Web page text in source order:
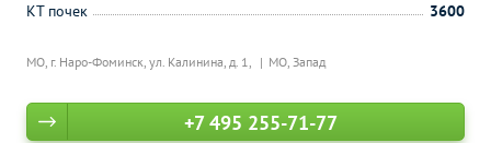
МО, г. Наро-Фоминск, ул. Калинина, д. 1, МО, Запад
КТ почек
3600
+7 495 255-71-77